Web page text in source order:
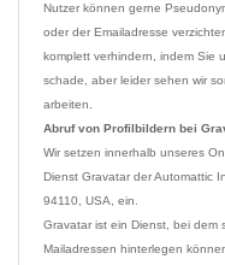
Nutzer können gerne
oder der Emailadresse
komplett verhindern, indem Sie
schade, aber leider sehen wir
Abruf von Profilbildern bei
Wir setzen innerhalb unseres
Dienst Gravatar der Automattic
94110, USA, ein.
Gravatar ist ein Dienst, bei dem
Mailadressen hinterlegen